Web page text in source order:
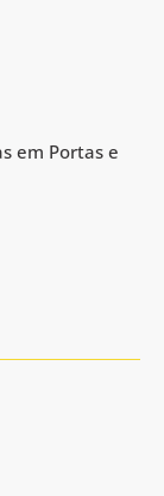
em Portas e